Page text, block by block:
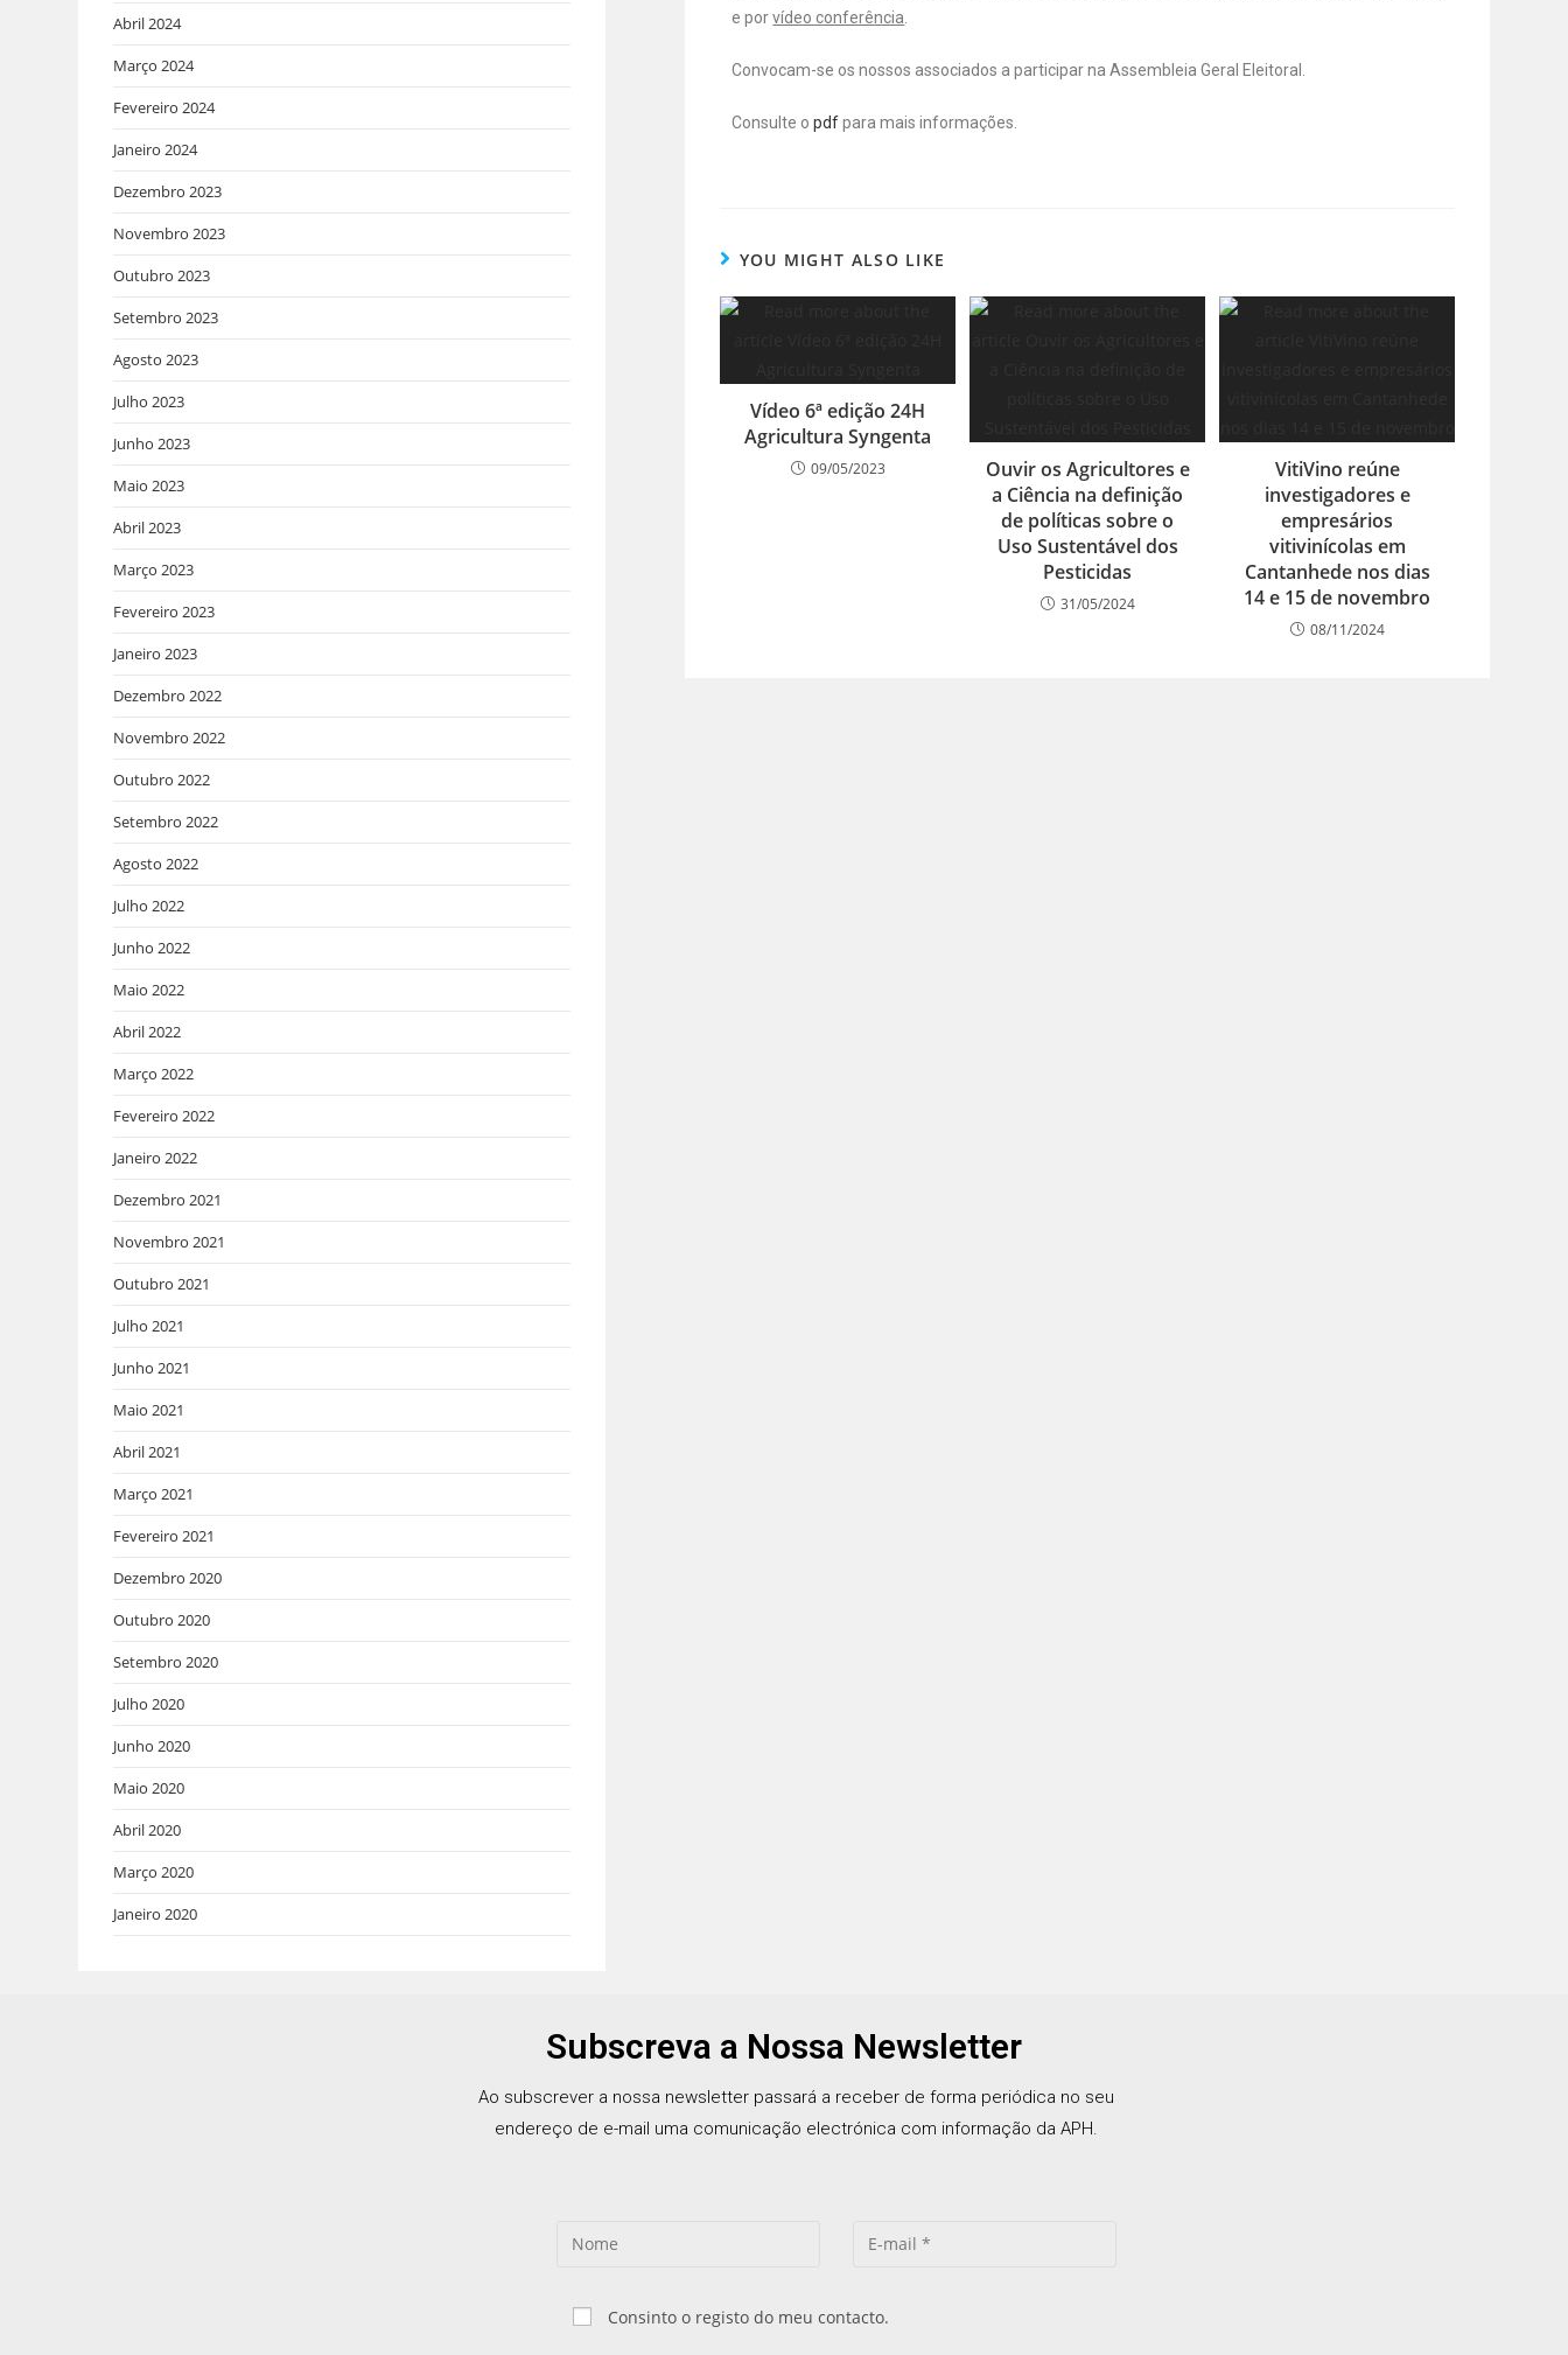
e porvídeo conferência
Convocam-se os nossos associados a participar na Assembleia Geral Eleitoral.
Consulte opdfpara mais informações.
YOU MIGHT ALSO LIKE
Vídeo 6ª edição 24H
Agricultura Syngenta
09/05/2023
Ouvir os Agricultores e
a Ciência na definição
de políticas sobre o
Uso Sustentável dos
Pesticidas
31/05/2024
VitiVino reúne
investigadores e
empresários
vitivinícolas em
Cantanhede nos dias
14 e 15 de novembro
08/11/2024
Abril 2024
Março 2024
Fevereiro 2024
Janeiro 2024
Dezembro 2023
Novembro 2023
Outubro 2023
Setembro 2023
Agosto 2023
Julho 2023
Junho 2023
Maio 2023
Abril 2023
Março 2023
Fevereiro 2023
Janeiro 2023
Dezembro 2022
Novembro 2022
Outubro 2022
Setembro 2022
Agosto 2022
Julho 2022
Junho 2022
Maio 2022
Abril 2022
Março 2022
Fevereiro 2022
Janeiro 2022
Dezembro 2021
Novembro 2021
Outubro 2021
Julho 2021
Junho 2021
Maio 2021
Abril 2021
Março 2021
Fevereiro 2021
Dezembro 2020
Outubro 2020
Setembro 2020
Julho 2020
Junho 2020
Maio 2020
Abril 2020
Março 2020
Janeiro 2020
Subscreva a Nossa Newsletter
Ao subscrever a nossa newsletter passará a receber de forma periódica no seu
endereço de e-mail uma comunicação electrónica com informação da APH.
Consinto o registo do meu contacto.